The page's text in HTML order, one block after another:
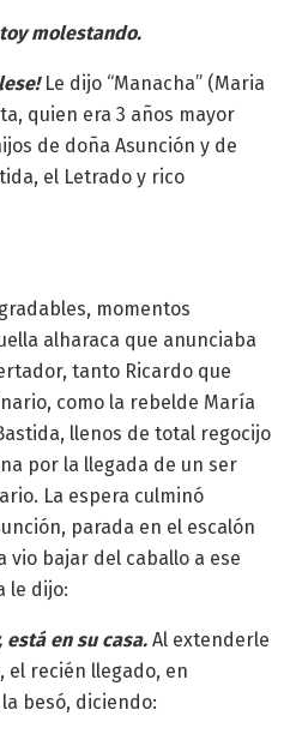
molestando.
Le dijo “Manacha” (Maria
quien era 3 años mayor
de doña Asunción y de
el Letrado y rico
momentos
alharaca que anunciaba
tanto Ricardo que
como la rebelde María
llenos de total regocijo
por la llegada de un ser
La espera culminó
parada en el escalón
vio bajar del caballo a ese
le dijo:
en su casa. Al extenderle
el recién llegado, en
besó, diciendo: